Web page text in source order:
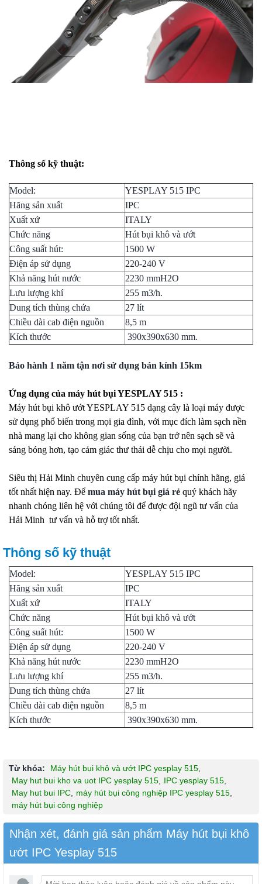
Thông số kỹ thuật:
Model:
YESPLAY 515 IPC
Hãng sản xuất
IPC
Xuất xứ
ITALY
Chức năng
Hút bụi khô và ướt
Công suất hút:
1500 W
Điện áp sử dụng
220-240 V
Khả năng hút nước
2230 mmH2O
Lưu lượng khí
255 m3/h.
Dung tích thùng chứa
27 lít
Chiều dài cab điện nguồn
8,5 m
Kích thước
390x390x630 mm.
Bảo hành 1 năm tận nơi sử dụng bán kính 15km
Ứng dụng của máy hút bụi YESPLAY 515 :
Máy hút bụi khô ướt YESPLAY 515 dạng cây là loại máy được
sử dụng phổ biến trong mọi gia đình, với mục đích làm sạch nền
nhà mang lại cho không gian sống của bạn trở nên sạch sẽ và
sáng bóng hơn, tạo cảm giác thư thái dễ chịu cho mọi người.
Siêu thị Hải Minh chuyên cung cấp máy hút bụi chính hãng, giá
tốt nhất hiện nay. Để mua máy hút bụi giá rẻ quý khách hãy
nhanh chóng liên hệ với chúng tôi để được đội ngũ tư vấn của
Hải Minh tư vấn và hỗ trợ tốt nhất.
Thông số kỹ thuật
Model:
YESPLAY 515 IPC
Hãng sản xuất
IPC
Xuất xứ
ITALY
Chức năng
Hút bụi khô và ướt
Công suất hút:
1500 W
Điện áp sử dụng
220-240 V
Khả năng hút nước
2230 mmH2O
Lưu lượng khí
255 m3/h.
Dung tích thùng chứa
27 lít
Chiều dài cab điện nguồn
8,5 m
Kích thước
390x390x630 mm.
Từ khóa: Máy hút bụi khô và ướt IPC yesplay 515
May hut bui kho va uot IPC yesplay 515
IPC yesplay 515
May hut bui IPC
máy hút bụi công nghiệp IPC yesplay 515
máy hút bụi công nghiệp
Nhận xét, đánh giá sản phẩm Máy hút bụi khô
ướt IPC Yesplay 515